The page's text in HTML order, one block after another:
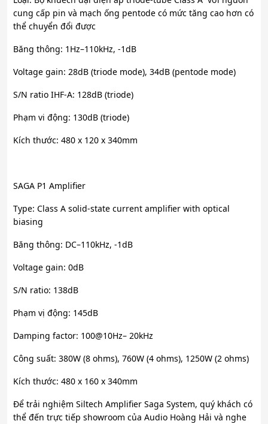
cung cấp pin và mạch ống pentode có mức tăng cao hơn có
thể chuyển đổi được
Băng thông: 1Hz–110kHz, -1dB
Voltage gain: 28dB (triode mode), 34dB (pentode mode)
S/N ratio IHF-A: 128dB (triode)
Phạm vi động: 130dB (triode)
Kích thước: 480 x 120 x 340mm
SAGA P1 Amplifier
Type: Class A solid-state current amplifier with optical
biasing
Băng thông: DC–110kHz, -1dB
Voltage gain: 0dB
S/N ratio: 138dB
Phạm vị động: 145dB
Damping factor: 100@10Hz– 20kHz
Công suất: 380W (8 ohms), 760W (4 ohms), 1250W (2 ohms)
Kích thước: 480 x 160 x 340mm
Để trải nghiệm Siltech Amplifier Saga System, quý khách có
thể đến trực tiếp showroom của Audio Hoàng Hải và nghe